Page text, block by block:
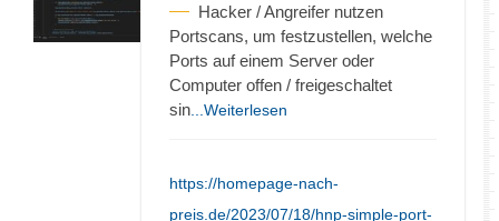
Hacker / Angreifer nutzen
Portscans, um festzustellen, welche
Ports auf einem Server oder
Computer offen / freigeschaltet
sin ...Weiterlesen
https://homepage-nach-
preis.de/2023/07/18/hnp-simple-port-